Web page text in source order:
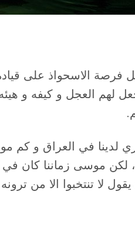
فرصة الاسحواذ على
لهم العجل و كيفه و
في العراق و كم
لكن موسى زماننا كان
لا تنتخبوا الا من